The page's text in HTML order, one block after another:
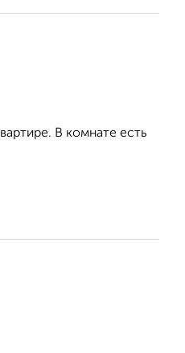
В комнате есть